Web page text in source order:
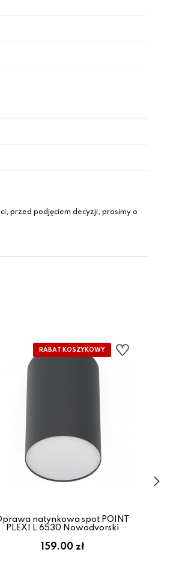
przed podjęciem decyzji, prosimy o
natynkowa spot POINT
PLEXI L 6530 Nowodvorski
159.00 zł